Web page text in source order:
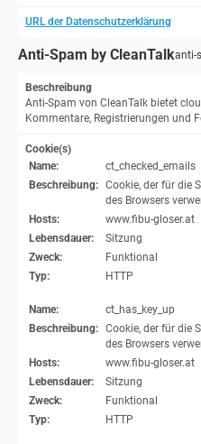
URL der Datenschutzerklärung
Anti-Spam by CleanTalkanti-
Beschreibung
Anti-Spam von CleanTalk bietet
Kommentare, Registrierungen und
Cookie(s)
Name:
ct_checked_emails
Beschreibung: Cookie, der für die
des Browsers
Hosts:
www.fibu-gloser.at
Lebensdauer:
Sitzung
Zweck:
Funktional
Typ:
HTTP
Name:
ct_has_key_up
Beschreibung: Cookie, der für die
des Browsers
Hosts:
www.fibu-gloser.at
Lebensdauer:
Sitzung
Zweck:
Funktional
Typ:
HTTP